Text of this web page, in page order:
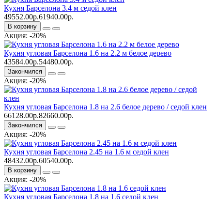
Кухня Барселона 3.4 м седой клен
49552.00р.61940.00р.
В корзину
Акция: -20%
Кухня угловая Барселона 1.6 на 2.2 м белое дерево
43584.00р.54480.00р.
Закончился
Акция: -20%
Кухня угловая Барселона 1.8 на 2.6 белое дерево / седой клен
66128.00р.82660.00р.
Закончился
Акция: -20%
Кухня угловая Барселона 2.45 на 1.6 м седой клен
48432.00р.60540.00р.
В корзину
Акция: -20%
Кухня угловая Барселона 1.8 на 1.6 седой клен